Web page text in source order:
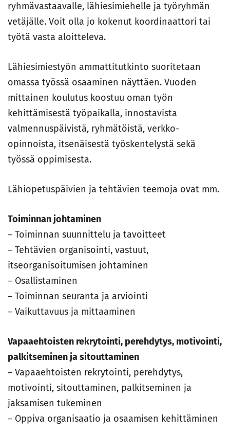
ryhmävastaavalle, lähiesimiehelle ja työryhmän
vetäjälle. Voit olla jo kokenut koordinaattori tai
työtä vasta aloitteleva.
Lähiesimiestyön ammattitutkinto suoritetaan
omassa työssä osaaminen näyttäen. Vuoden
mittainen koulutus koostuu oman työn
kehittämisestä työpaikalla, innostavista
valmennuspäivistä, ryhmätöistä, verkko-
opinnoista, itsenäisestä työskentelystä sekä
työssä oppimisesta.
Lähiopetuspäivien ja tehtävien teemoja ovat mm.
Toiminnan johtaminen
– Toiminnan suunnittelu ja tavoitteet
– Tehtävien organisointi, vastuut,
itseorganisoitumisen johtaminen
– Osallistaminen
– Toiminnan seuranta ja arviointi
– Vaikuttavuus ja mittaaminen
Vapaaehtoisten rekrytointi, perehdytys, motivointi,
palkitseminen ja sitouttaminen
– Vapaaehtoisten rekrytointi, perehdytys,
motivointi, sitouttaminen, palkitseminen ja
jaksamisen tukeminen
– Oppiva organisaatio ja osaamisen kehittäminen